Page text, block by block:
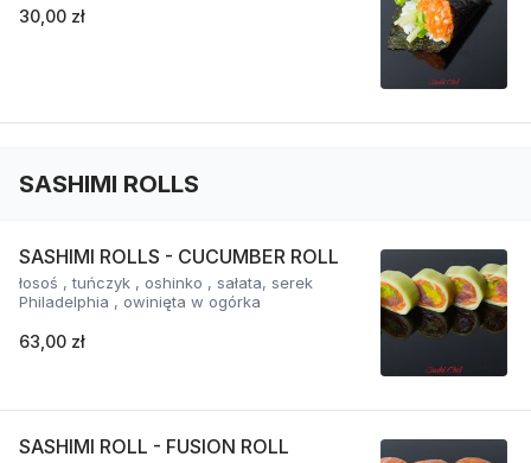
30,00 zł
SASHIMI ROLLS
SASHIMI ROLLS - CUCUMBER ROLL
łosoś , tuńczyk , oshinko , sałata, serek
Philadelphia , owinięta w ogórka
63,00 zł
SASHIMI ROLL - FUSION ROLL